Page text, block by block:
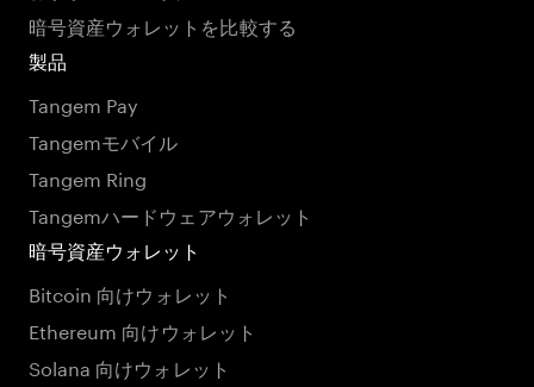
暗号資産ウォレットを比較する
製品
Tangem Pay
Tangemモバイル
Tangem Ring
Tangemハードウェアウォレット
暗号資産ウォレット
Bitcoin 向けウォレット
Ethereum 向けウォレット
Solana 向けウォレット